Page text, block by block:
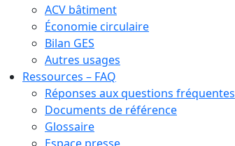
ACV bâtiment
Économie circulaire
Bilan GES
Autres usages
Ressources – FAQ
Réponses aux questions fréquentes
Documents de référence
Glossaire